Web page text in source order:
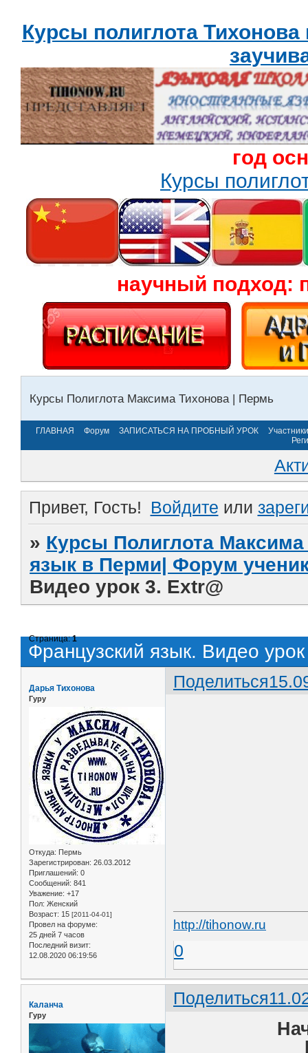
Курсы полиглота
год
Курсы
научный подход:
Курсы Полиглота Максима Тихонова | Пермь
ГЛАВНАЯ Форум ЗАПИСАТЬСЯ НА ПРОБНЫЙ УРОК
Участники
Привет, Гость! Войдите или
» Курсы Полиглота
язык в Перми| Форум
Видео урок 3. Extr@
Французский язык. Видео
Страница:1
Поделиться
Дарья Тихонова
Гуру
Откуда: Пермь
Зарегистрирован: 26.03.2012
Приглашений: 0
Сообщений: 841
Уважение: +17
Пол: Женский
Возраст: 15 [2011-04-01]
Провел на форуме:
25 дней 7 часов
Последний визит:
12.08.2020 06:19:56
http://tihonow.ru
0
Поделиться
Каланча
Гуру